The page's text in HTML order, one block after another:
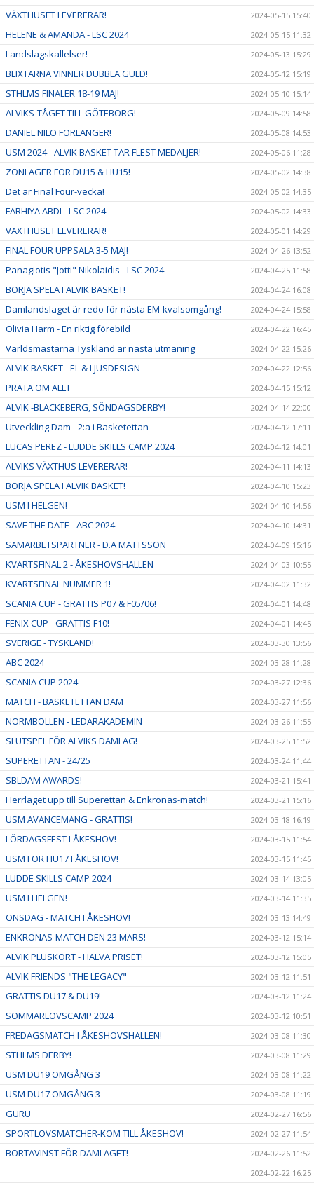
VÄXTHUSET LEVERERAR! 2024-05-15 15:40
HELENE & AMANDA - LSC 2024 2024-05-15 11:32
Landslagskallelser! 2024-05-13 15:29
BLIXTARNA VINNER DUBBLA GULD! 2024-05-12 15:19
STHLMS FINALER 18-19 MAJ! 2024-05-10 15:14
ALVIKS-TÅGET TILL GÖTEBORG! 2024-05-09 14:58
DANIEL NILO FÖRLÄNGER! 2024-05-08 14:53
USM 2024 - ALVIK BASKET TAR FLEST MEDALJER! 2024-05-06 11:28
ZONLÄGER FÖR DU15 & HU15! 2024-05-02 14:38
Det är Final Four-vecka! 2024-05-02 14:35
FARHIYA ABDI - LSC 2024 2024-05-02 14:33
VÄXTHUSET LEVERERAR! 2024-05-01 14:29
FINAL FOUR UPPSALA 3-5 MAJ! 2024-04-26 13:52
Panagiotis "Jotti" Nikolaidis - LSC 2024 2024-04-25 11:58
BÖRJA SPELA I ALVIK BASKET! 2024-04-24 16:08
Damlandslaget är redo för nästa EM-kvalsomgång! 2024-04-24 15:58
Olivia Harm - En riktig förebild 2024-04-22 16:45
Världsmästarna Tyskland är nästa utmaning 2024-04-22 15:26
ALVIK BASKET - EL & LJUSDESIGN 2024-04-22 12:56
PRATA OM ALLT 2024-04-15 15:12
ALVIK -BLACKEBERG, SÖNDAGSDERBY! 2024-04-14 22:00
Utveckling Dam - 2:a i Basketettan 2024-04-12 17:11
LUCAS PEREZ - LUDDE SKILLS CAMP 2024 2024-04-12 14:01
ALVIKS VÄXTHUS LEVERERAR! 2024-04-11 14:13
BÖRJA SPELA I ALVIK BASKET! 2024-04-10 15:23
USM I HELGEN! 2024-04-10 14:56
SAVE THE DATE - ABC 2024 2024-04-10 14:31
SAMARBETSPARTNER - D.A MATTSSON 2024-04-09 15:16
KVARTSFINAL 2 - ÅKESHOVSHALLEN 2024-04-03 10:55
KVARTSFINAL NUMMER 1! 2024-04-02 11:32
SCANIA CUP - GRATTIS P07 & F05/06! 2024-04-01 14:48
FENIX CUP - GRATTIS F10! 2024-04-01 14:45
SVERIGE - TYSKLAND! 2024-03-30 13:56
ABC 2024 2024-03-28 11:28
SCANIA CUP 2024 2024-03-27 12:36
MATCH - BASKETETTAN DAM 2024-03-27 11:56
NORMBOLLEN - LEDARAKADEMIN 2024-03-26 11:55
SLUTSPEL FÖR ALVIKS DAMLAG! 2024-03-25 11:52
SUPERETTAN - 24/25 2024-03-24 11:44
SBLDAM AWARDS! 2024-03-21 15:41
Herrlaget upp till Superettan & Enkronas-match! 2024-03-21 15:16
USM AVANCEMANG - GRATTIS! 2024-03-18 16:19
LÖRDAGSFEST I ÅKESHOV! 2024-03-15 11:54
USM FÖR HU17 I ÅKESHOV! 2024-03-15 11:45
LUDDE SKILLS CAMP 2024 2024-03-14 13:05
USM I HELGEN! 2024-03-14 11:35
ONSDAG - MATCH I ÅKESHOV! 2024-03-13 14:49
ENKRONAS-MATCH DEN 23 MARS! 2024-03-12 15:14
ALVIK PLUSKORT - HALVA PRISET! 2024-03-12 15:05
ALVIK FRIENDS "THE LEGACY" 2024-03-12 11:51
GRATTIS DU17 & DU19! 2024-03-12 11:24
SOMMARLOVSCAMP 2024 2024-03-12 10:51
FREDAGSMATCH I ÅKESHOVSHALLEN! 2024-03-08 11:30
STHLMS DERBY! 2024-03-08 11:29
USM DU19 OMGÅNG 3 2024-03-08 11:22
USM DU17 OMGÅNG 3 2024-03-08 11:19
GURU 2024-02-27 16:56
SPORTLOVSMATCHER-KOM TILL ÅKESHOV! 2024-02-27 11:54
BORTAVINST FÖR DAMLAGET!
2024-02-26 11:52
2024-02-22 16:25